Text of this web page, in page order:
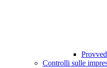
Controlli sulle